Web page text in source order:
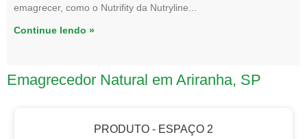
emagrecer, como o Nutrifity da Nutryline
Continue lendo »
Emagrecedor Natural em Ariranha, SP
PRODUTO - ESPAÇO 2